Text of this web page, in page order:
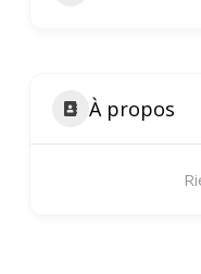
À propos